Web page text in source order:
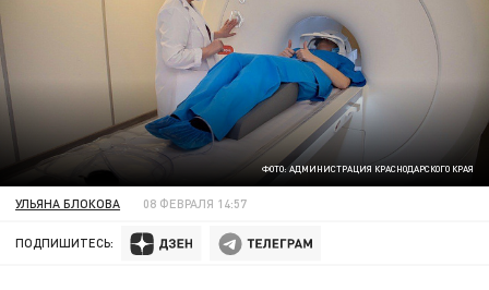
ФОТО: АДМИНИСТРАЦИЯ КРАСНОДАРСКОГО КРАЯ
УЛЬЯНА БЛОКОВА 08 ФЕВРАЛЯ 14:57
ПОДПИШИТЕСЬ: